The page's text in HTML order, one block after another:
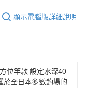
顯示電腦版詳細說明
位竿款 設定水深40
於全日本多數釣場的